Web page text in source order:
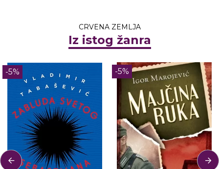
CRVENA ZEMLJA
Iz istog žanra
-5% -5%